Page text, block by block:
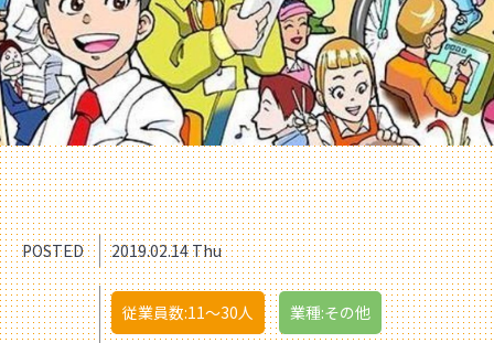
POSTED 2019.02.14 Thu
従業員数:11〜30人 業種:その他